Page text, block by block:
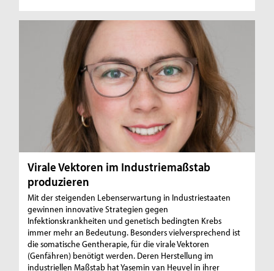
Virale Vektoren im Industriemaßstab
produzieren
Mit der steigenden Lebenserwartung in Industriestaaten
gewinnen innovative Strategien gegen
Infektionskrankheiten und genetisch bedingten Krebs
immer mehr an Bedeutung. Besonders vielversprechend ist
die somatische Gentherapie, für die virale Vektoren
(Genfähren) benötigt werden. Deren Herstellung im
industriellen Maßstab hat Yasemin van Heuvel in ihrer